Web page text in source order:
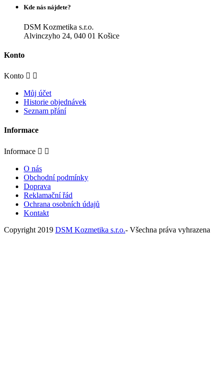
Kde nás nájdete?
DSM Kozmetika s.r.o.
Alvinczyho 24, 040 01 Košice
Konto
Konto  
Můj účet
Historie objednávek
Seznam přání
Informace
Informace  
O nás
Obchodní podmínky
Doprava
Reklamační řád
Ochrana osobních údajů
Kontakt
Copyright 2019 DSM Kozmetika s.r.o.- Všechna práva vyhrazena